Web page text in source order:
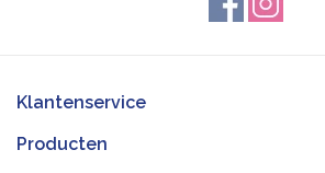
Klantenservice
Producten